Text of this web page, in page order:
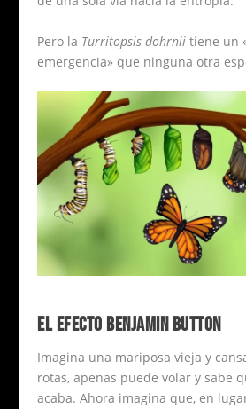
Pero la Turritopsis dohrnii tiene un
emergencia» que ninguna otra
EL EFECTO BENJAMIN BUTTON
Imagina una mariposa vieja y
rotas, apenas puede volar y sabe
acaba. Ahora imagina que, en